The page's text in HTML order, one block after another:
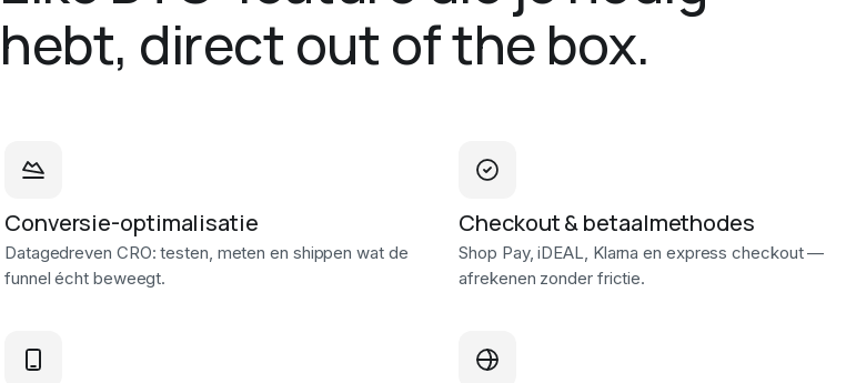
hebt, direct out of the box.
Conversie-optimalisatie
Datagedreven CRO: testen, meten en shippen wat de
funnel écht beweegt.
Checkout & betaalmethodes
Shop Pay, iDEAL, Klarna en express checkout —
afrekenen zonder frictie.